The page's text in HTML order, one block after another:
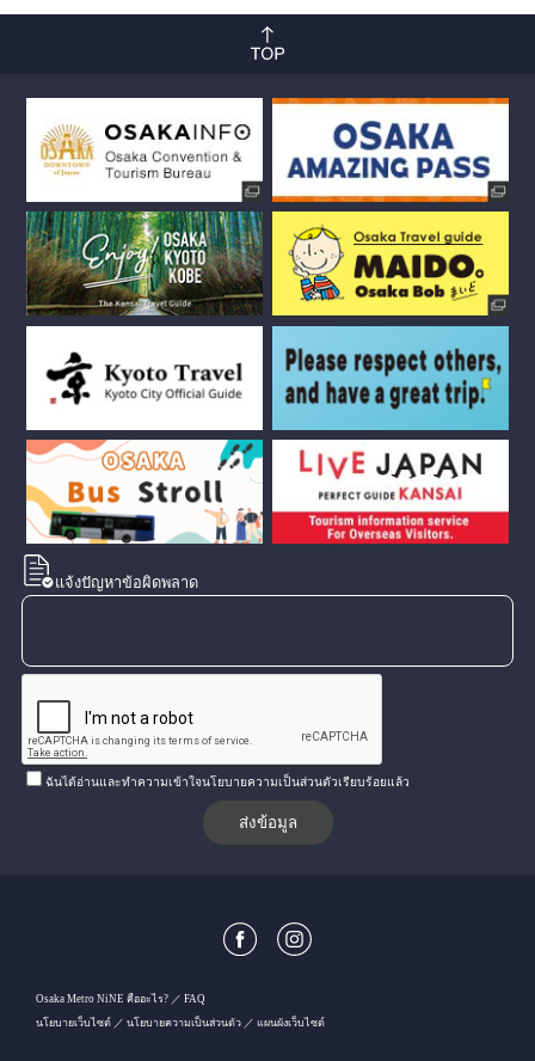
แจ้งปัญหาข้อผิดพลาด
ฉันได้อ่านและทำความเข้าใจนโยบายความเป็นส่วนตัวเรียบร้อยแล้ว
Osaka Metro NiNE คืออะไร?
FAQ
นโยบายเว็บไซต์
นโยบายความเป็นส่วนตัว แผนผังเว็บไซต์